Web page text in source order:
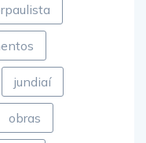
jundiaí
obras